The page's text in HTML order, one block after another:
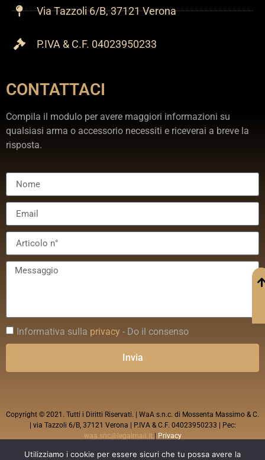
Via Tazzoli 6/B, 37121 Verona
P.IVA & C.F. 04023950233
CONTATTACI
Compila il modulo per avere maggiori informazioni su
qualsiasi arma o accessorio necessiti e riceverai a breve la
risposta.
Informativa sulla privacy - Do il consenso
Invia
Copyright © 2021. Tutti i Diritti Riservati. | WaA s.n.c. di Mossenta Massimo & C.
| via Tazzoli 6/B, 37121 Verona | P.IVA & C.F. 04023950233 | Pec:
waa.snc@legalmail.it
Privacy
Utilizziamo i cookie per essere sicuri che tu possa avere la